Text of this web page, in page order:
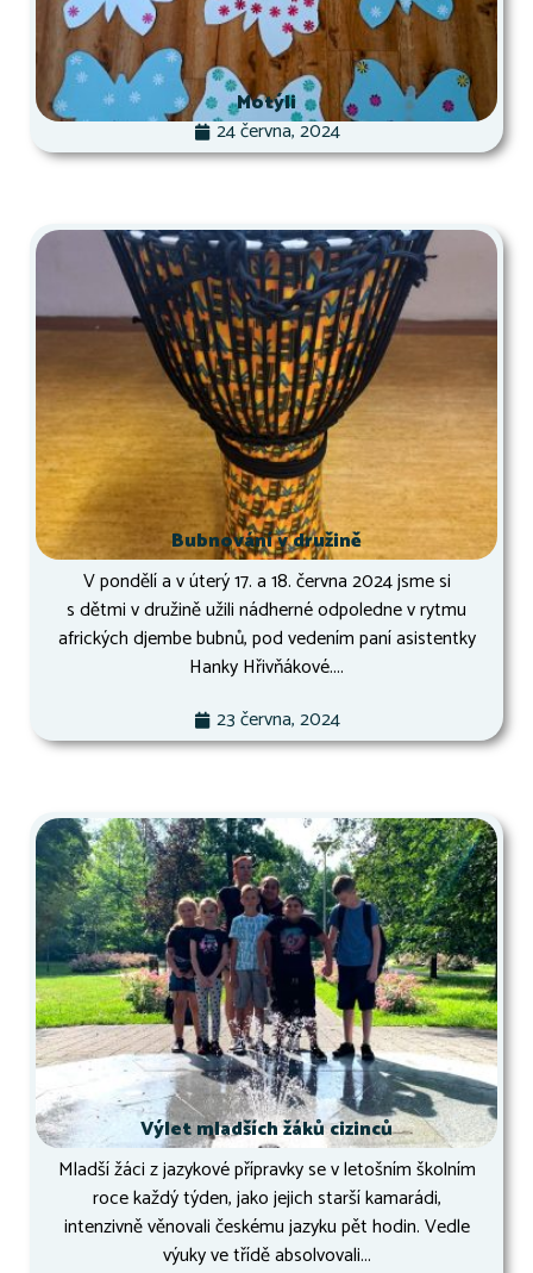
Motýli
24 června, 2024
Bubnování v družině
V pondělí a v úterý 17. a 18. června 2024 jsme si
s dětmi v družině užili nádherné odpoledne v rytmu
afrických djembe bubnů, pod vedením paní asistentky
Hanky Hřivňákové....
23 června, 2024
Výlet mladších žáků cizinců
Mladší žáci z jazykové přípravky se v letošním školním
roce každý týden, jako jejich starší kamarádi,
intenzivně věnovali českému jazyku pět hodin. Vedle
výuky ve třídě absolvovali...